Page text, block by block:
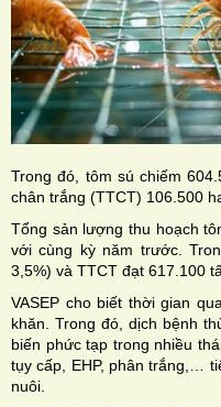
Trong đó, tôm sú chiếm
chân trắng (TTCT) 106.500
Tổng sản lượng thu hoạch
với cùng kỳ năm trước.
3,5%) và TTCT đạt 617.100
VASEP cho biết thời gian
khăn. Trong đó, dịch bệnh
biến phức tạp trong nhiều
tụy cấp, EHP, phân trắng,…
nuôi.